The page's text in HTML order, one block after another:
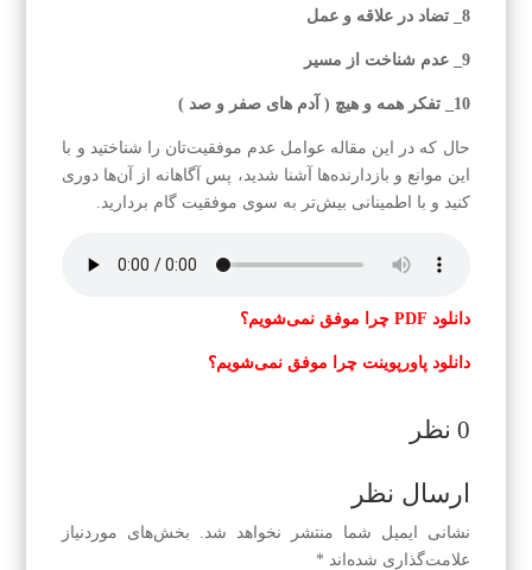
8_ تضاد در علاقه و عمل
9_ عدم شناخت از مسیر
10_ تفکر همه و هیچ ( آدم های صفر و صد )
حال که در این مقاله عوامل عدم موفقیت‌تان را شناختید و با
این موانع و بازدارنده‌ها آشنا شدید، پس آگاهانه از آن‌ها دوری
کنید و با اطمینانی بیش‌تر به سوی موفقیت گام بردارید.
دانلود PDF چ را موفق نمی‌شویم؟
دانلود پاورپوینتچرا موفق نمی‌شویم؟
0 نظر
ارسال نظر
نشانی ایمیل شما منتشر نخواهد شد.
بخش‌های موردنیاز
علامت‌گذاری شده‌اند *